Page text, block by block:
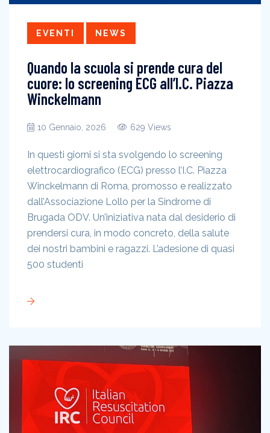
EVENTI NEWS
Quando la scuola si prende cura del
cuore: lo screening ECG all’I.C. Piazza
Winckelmann
10 Gennaio, 2026 629 Views
In questi giorni si sta svolgendo lo screening
elettrocardiografico (ECG) presso l’I.C. Piazza
Winckelmann di Roma, promosso e realizzato
dall’Associazione Lollo per la Sindrome di
Brugada ODV. Un’iniziativa nata dal desiderio di
prendersi cura, in modo concreto, della salute
dei nostri bambini e ragazzi. L’adesione di quasi
500 studenti